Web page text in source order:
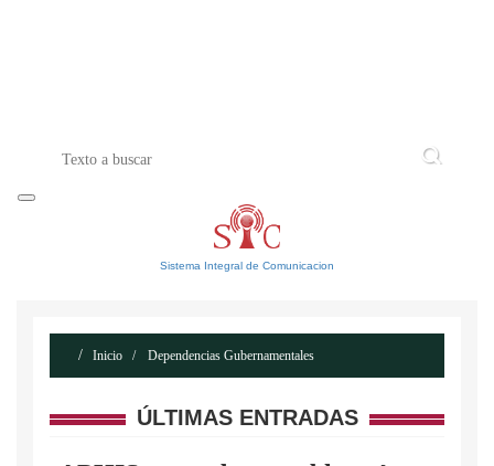
Sistema Integral de Comunicacion
Inicio Dependencias Gubernamentales
ÚLTIMAS ENTRADAS